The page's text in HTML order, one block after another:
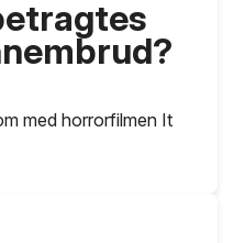
med horrorfilmen It